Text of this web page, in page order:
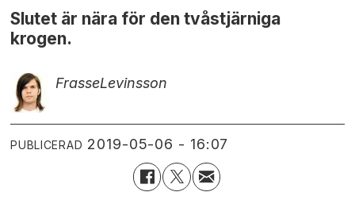
Slutet är nära för den tvåstjärniga
krogen.
FrasseLevinsson
PUBLICERAD 2019-05-06 - 16:07